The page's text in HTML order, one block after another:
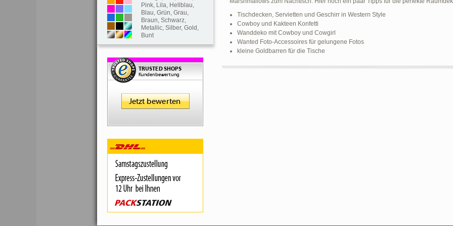
Tischdecken, Servietten und Geschirr in Western Style
Cowboy und Kakteen Konfetti
Wanddeko mit Cowboy und Cowgirl
Wanted Foto-Accessoires für gelungene Fotos
kleine Goldbarren für die Tische
Pink, Lila, Hellblau,
Blau, Grün, Grau,
Braun, Schwarz,
Metallic, Silber, Gold ,
Bunt